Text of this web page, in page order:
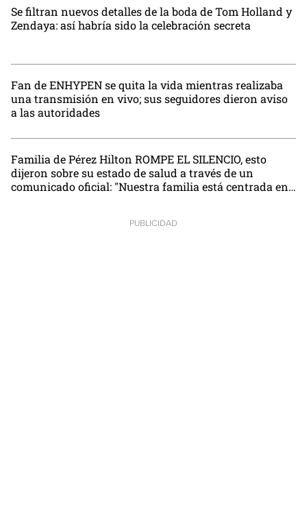
Se filtran nuevos detalles de la boda de Tom Holland y
Zendaya: así habría sido la celebración secreta
Fan de ENHYPEN se quita la vida mientras realizaba
una transmisión en vivo; sus seguidores dieron aviso
a las autoridades
Familia de Pérez Hilton ROMPE EL SILENCIO, esto
dijeron sobre su estado de salud a través de un
comunicado oficial: "Nuestra familia está centrada en
PUBLICIDAD